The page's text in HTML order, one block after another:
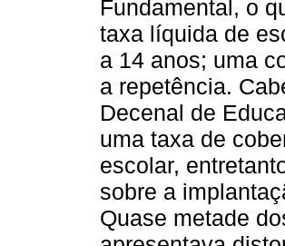
Fundamental, o
taxa líquida de
a 14 anos; uma
a repetência.
Decenal de
uma taxa de
escolar,
sobre a
Quase metade